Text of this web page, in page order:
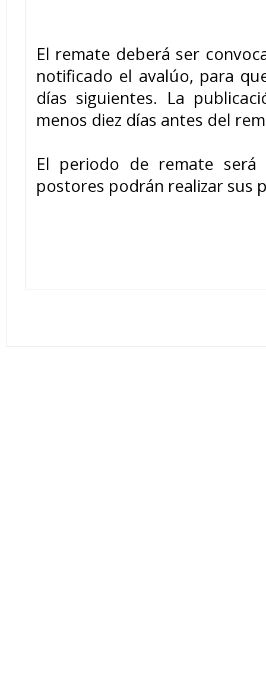
El remate deberá ser
notificado el avalúo, para
días siguientes. La
menos diez días antes del
El periodo de remate
postores podrán realizar sus